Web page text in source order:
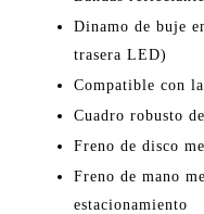
Dinamo de buje
trasera LED)
Compatible con
Cuadro robusto
Freno de disco
Freno de mano
estacionamiento